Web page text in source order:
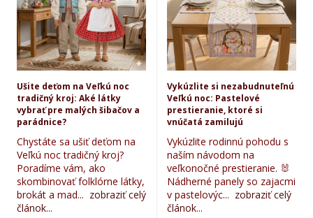
Ušite deťom na Veľkú noc
tradičný kroj: Aké látky
vybrať pre malých šibačov a
parádnice?
Chystáte sa ušiť deťom na
Veľkú noc tradičný kroj?
Poradíme vám, ako
skombinovať folklórne látky,
brokát a mad... zobraziť celý
článok...
Vykúzlite si nezabudnuteľnú
Veľkú noc: Pastelové
prestieranie, ktoré si
vnúčatá zamilujú
Vykúzlite rodinnú pohodu s
naším návodom na
veľkonočné prestieranie. 🐰
Nádherné panely so zajacmi
v pastelovýc... zobraziť celý
článok...